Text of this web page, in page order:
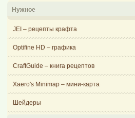
Нужное
JEI – рецепты крафта
Optifine HD – графика
CraftGuide – книга рецептов
Xaero's Minimap – мини-карта
Шейдеры